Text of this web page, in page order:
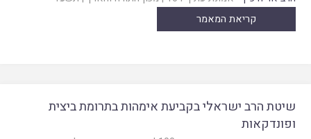
קריאת המאמר
שיטת הרב ישראלי בקביעת אימהות בתרומת ביצית
ופונדקאות